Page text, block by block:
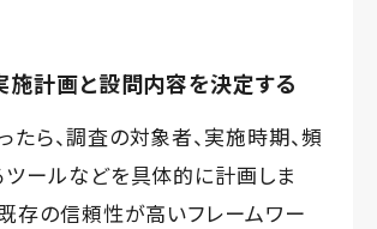
施計画と設問内容を決定する
たら、調査の対象者、実施時期、頻
ツールなどを具体的に計画しま
既存の信頼性が高いフレームワー